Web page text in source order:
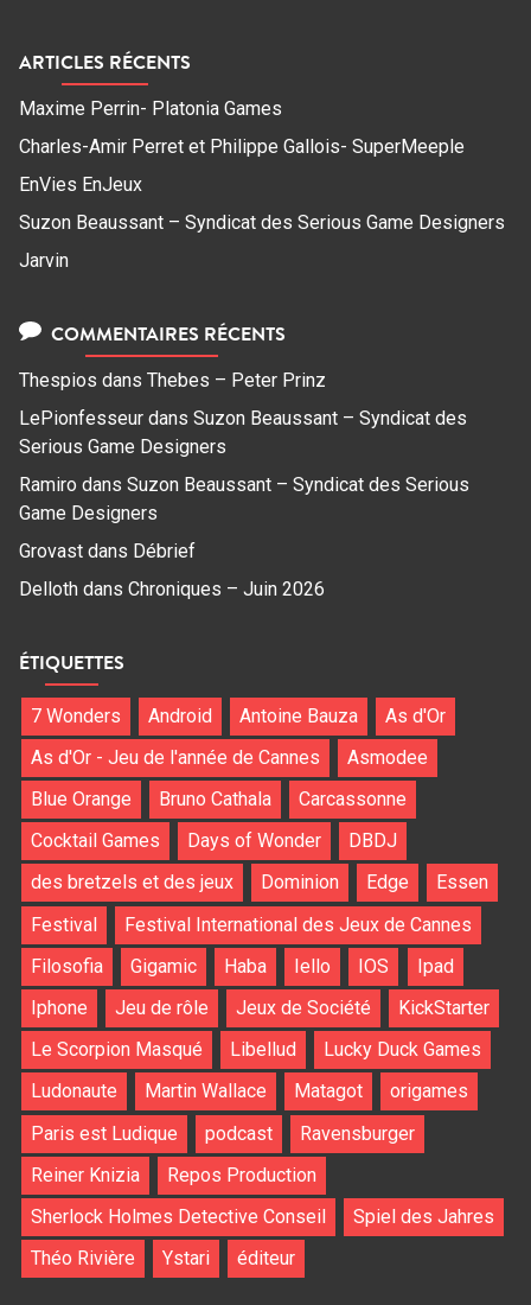
ARTICLES RÉCENTS
Maxime Perrin- Platonia Games
Charles-Amir Perret et Philippe Gallois- SuperMeeple
EnVies EnJeux
Suzon Beaussant – Syndicat des Serious Game Designers
Jarvin
COMMENTAIRES RÉCENTS
Thespios dans Thebes – Peter Prinz
LePionfesseur dans Suzon Beaussant – Syndicat des
Serious Game Designers
Ramiro dans Suzon Beaussant – Syndicat des Serious
Game Designers
Grovast dans Débrief
Delloth dans Chroniques – Juin 2026
ÉTIQUETTES
7 Wonders Android Antoine Bauza
As d'Or
As d'Or - Jeu de l'année de Cannes
Asmodee
Blue Orange
Bruno Cathala
Carcassonne
Cocktail Games
Days of Wonder
DBDJ
des bretzels et des jeux
Dominion Edge
Essen
Festival
Festival International des Jeux de Cannes
Filosofia
Gigamic Haba Iello IOS
Ipad
Iphone
Jeu de rôle Jeux de Société
KickStarter
Le Scorpion Masqué
Libellud
Lucky Duck Games
Ludonaute
Martin Wallace Matagot
origames
Paris est Ludique
podcast
Ravensburger
Reiner Knizia
Repos Production
Sherlock Holmes Detective Conseil
Spiel des Jahres
Théo Rivière
Ystari éditeur